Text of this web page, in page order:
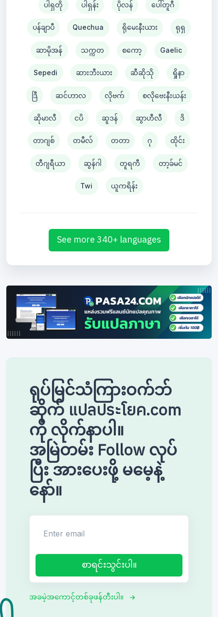
ပါရှတို ပါရှန်း ပိုလန် ပေါ်တူဂီ
ပန်ချာပီ Quechua ရိုမေးနီးယား ရုရှ
ဆာမိုအန် သက္ကတ စကော့ Gaelic
Sepedi ဆားဘီးယား ဆီဆိုသို ရှိုနာ
ဒြီ ဆင်ဟာလ လိုဗက် စလိုဗေးနီးယန်း
ဆိုမာလီ ငပိ ဆူဒန် ဆွာဟီလီ ဒိ
တာဂျစ် တမီလ် တတာ ဂု ထိုင်း
တီဂျရီယာ ဆွန်ဂါ တူရကီ တာ့ခ်မင်
Twi ယူကရိန်း
See more 340+ languages
ရုပ်မြင်သံကြားဝက်ဘ်
ဆိုက် แปลประโยค.com
ကို လိုက်နာပါ။
အမြဲတမ်း Follow လုပ်
ပြီး အားပေးဖို့ မမေ့နဲ့
နော်။
စာရင်းသွင်းပါ။
အခမဲ့အကောင့်တစ်ခုဖန်တီးပါ။